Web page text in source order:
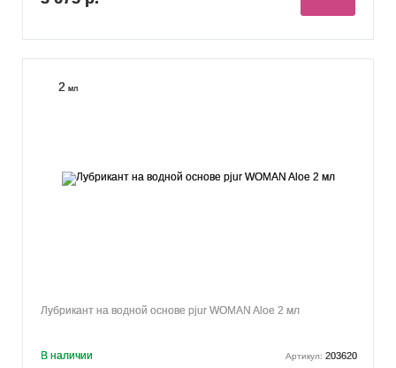
2 мл
Лубрикант на водной основе pjur WOMAN Aloe 2 мл
В наличии Артикул: 203620